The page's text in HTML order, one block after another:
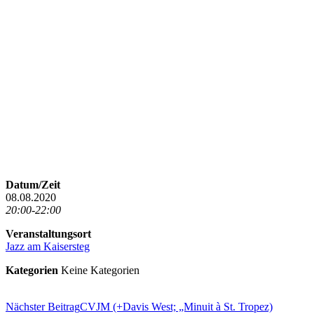
Datum/Zeit
08.08.2020
20:00-22:00
Veranstaltungsort
Jazz am Kaisersteg
Kategorien Keine Kategorien
Beitragsnavigation
Nächster BeitragCVJM (+Davis West; „Minuit à St. Tropez)